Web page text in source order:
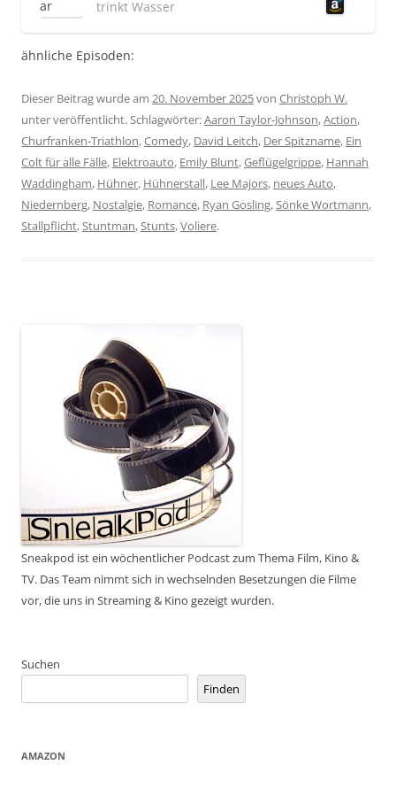
trinkt Wasser
ähnliche Episoden:
Dieser Beitrag wurde am 20. November 2025von Christoph W.
unter veröffentlicht. Schlagwörter:Aaron Taylor-Johnson,Action,
Churfranken-Triathlon,Comedy, David Leitch, Der Spitzname, Ein
Colt für alle Fälle, Elektroauto, Emily Blunt,Geflügelgrippe, Hannah
Waddingham, Hühner, Hühnerstall, Lee Majors, neues Auto,
Niedernberg, Nostalgie, Romance, Ryan Gosling, Sönke Wortmann,
Stallpflicht, Stuntman, Stunts,Voliere.
Sneakpod ist ein wöchentlicher Podcast zum Thema Film, Kino &
TV. Das Team nimmt sich in wechselnden Besetzungen die Filme
vor, die uns in Streaming & Kino gezeigt wurden.
Suchen
Finden
AMAZON